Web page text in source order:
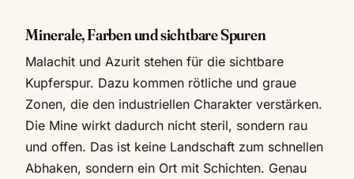
Minerale, Farben und sichtbare Spuren
Malachit und Azurit stehen für die sichtbare
Kupferspur. Dazu kommen rötliche und graue
Zonen, die den industriellen Charakter verstärken.
Die Mine wirkt dadurch nicht steril, sondern rau
und offen. Das ist keine Landschaft zum schnellen
Abhaken, sondern ein Ort mit Schichten. Genau